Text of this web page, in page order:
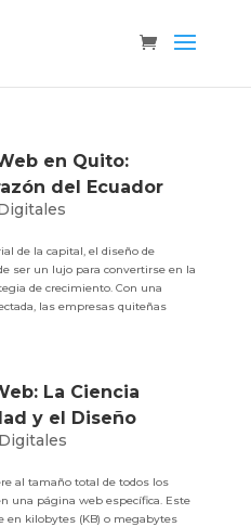
en Quito:
del Ecuador
de la capital, el diseño de
ser un lujo para convertirse en la
de crecimiento. Con una
las empresas quiteñas
La Ciencia
y el Diseño
al tamaño total de todos los
una página web específica. Este
en kilobytes (KB) o megabytes